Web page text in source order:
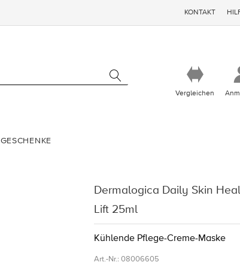
KONTAKT
Vergleichen
GESCHENKE
Dermalogica Daily Skin
Lift 25ml
Kühlende Pflege-Creme-Maske
Art.-Nr.: 08006605